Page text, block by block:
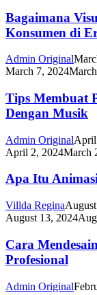
Bagaimana
Konsumen di
Admin Original
March 7, 2024
Tips Membuat
Dengan Musik
Admin Original
April 2, 2024March
Apa Itu
Villda Regina
August 13, 2024
Cara
Profesional
Admin Original